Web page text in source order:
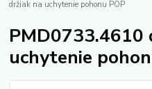
držiak na uchytenie pohonu POP
PMD0733.4610
uchytenie